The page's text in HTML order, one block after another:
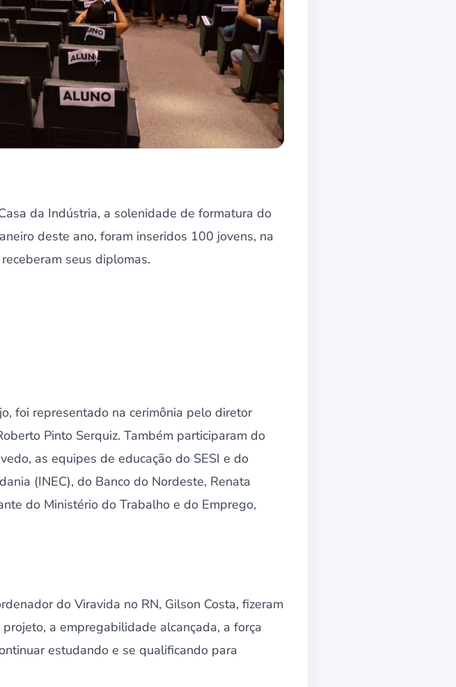
da Indústria, a solenidade de formatura do
deste ano, foram inseridos 100 jovens, na
seus diplomas.
foi representado na cerimônia pelo diretor
Pinto Serquiz. Também participaram do
as equipes de educação do SESI e do
(INEC), do Banco do Nordeste, Renata
do Ministério do Trabalho e do Emprego,
do Viravida no RN, Gilson Costa, fizeram
a empregabilidade alcançada, a força
estudando e se qualificando para